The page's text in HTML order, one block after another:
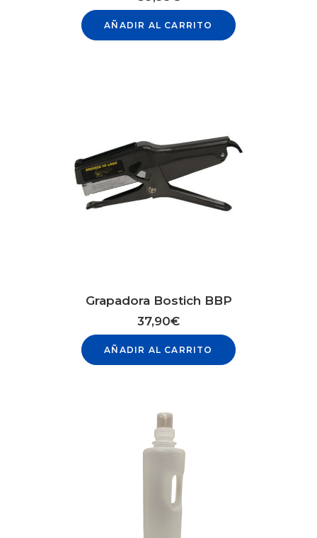
AÑADIR AL CARRITO
Grapadora Bostich BBP
37,90€
AÑADIR AL CARRITO